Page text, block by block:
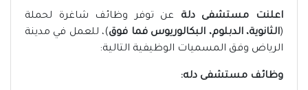
اعلنت مستشفى دلة عن توفر وظائف شاغرة لحملة
(الثانوية، الدبلوم، البكالوريوس فما فوق)، للعمل في مدينة
الرياض وفق المسميات الوظيفية التالية:
وظائف مستشفى دله: